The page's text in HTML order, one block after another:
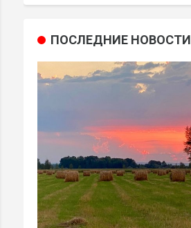
ПОСЛЕДНИЕ НОВОСТИ